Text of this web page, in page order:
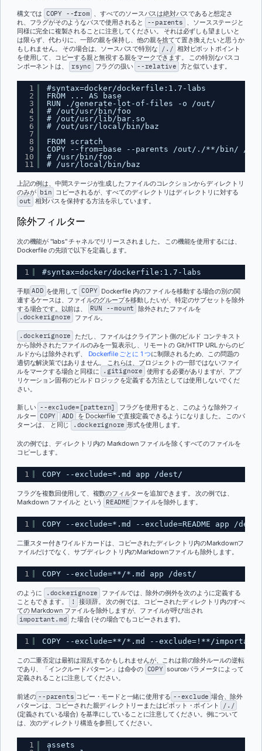
構文では COPY --from 、すべてのソースパスは絶対パスであると想定さ
れ、フラグがそのようなパスで使用されると
--parents 、ソースステージと
同様に完全に複製されることに注意してください。 それは必ずしも望ましいと
は限らず、代わりに、一部の親を保持し、他の親を捨てて置き換えたいと思うか
もしれません。 その場合は、ソースパスで特別な
/./ 相対ピボットポイント
を使用して、コピーする親と無視する親をマークできます。 この特別なパスコ
ンポーネントは、
rsync フラグの扱い --relative 方と似ています。
1
2
3
4
5
6
7
8
9
10
11
#syntax=docker/dockerfile:1.7-labs
FROM ... AS base
RUN ./generate-lot-of-files -o /out/
# /out/usr/bin/foo
# /out/usr/lib/bar.so
# /out/usr/local/bin/baz
FROM scratch
COPY --from=base --parents /out/./**/bin/ /
# /usr/bin/foo
# /usr/local/bin/baz
上記の例は、中間ステージが生成したファイルのコレクションからディレクトリ
のみが bin コピーされるが、すべてのディレクトリはディレクトリに対する
out 相対パスを保持する方法を示しています。
除外フィルター
次の機能が "labs" チャネルでリリースされました。 この機能を使用するには、
Dockerfile の先頭で以下を定義します。
1 #syntax=docker/dockerfile:1.7-labs
手順 ADD を使用して COPY Dockerfile 内のファイルを移動する場合の別の関
連するケースは、ファイルのグループを移動したいが、特定のサブセットを除外
する場合です。以前は、
RUN --mount 除外されたファイルを
.dockerignore
ファイル。
.dockerignore ただし、ファイルはクライアント側のビルド コンテキスト
から除外されたファイルのみを一覧表示し、リモートの Git/HTTP URL からのビ
ルドからは除外されず、 Dockerfile ごとに 1 つに制限されるため、この問題の
適切な解決策ではありません。 これらは、プロジェクトの一部ではないファイ
ルをマークする場合と同様に
.gitignore 使用する必要がありますが、アプ
リケーション固有のビルド ロジックを定義する方法としては使用しないでくだ
さい。
新しい --exclude=[pattern]
フラグを使用すると、このような除外フィ
ルター COPY ADD
を Dockerfile で直接定義できるようになりました。 このパ
ターンは、 と同じ
.dockerignore 形式を使用します。
次の例では、ディレクトリ内の Markdown ファイルを除くすべてのファイルを
コピーします。
1 COPY --exclude=*.md app /dest/
フラグを複数回使用して、複数のフィルターを追加できます。 次の例では、
Markdown ファイルと という
README ファイルを除外します。
1 COPY --exclude=*.md --exclude=README app /dest/
二重スター付きワイルドカードは、コピーされたディレクトリ内のMarkdownフ
ァイルだけでなく、サブディレクトリ内のMarkdownファイルも除外します。
1 COPY --exclude=**/*.md app /dest/
のように .dockerignore
ファイルでは、除外の例外を次のように定義する
こともできます。
!
接頭辞。 次の例では、コピーされたディレクトリ内のすべ
ての Markdown ファイルを除外しますが、ファイルが呼び出され
important.md た場合 (その場合でもコピーされます)。
1 COPY --exclude=**/*.md --exclude=!**/
この二重否定は最初は混乱するかもしれませんが、これは前の除外ルールの逆転
であり、「インクルードパターン」は命令の COPY sourceパラメータによって
定義されることに注意してください。
前述の --parents コピー・モードと一緒に使用する --exclude 場合、除外
パターンは、コピーされた親ディレクトリーまたはピボット・ポイント
/./
(定義されている場合) を基準にしていることに注意してください。例について
は、次のディレクトリ構造を参照してください。
1
assets